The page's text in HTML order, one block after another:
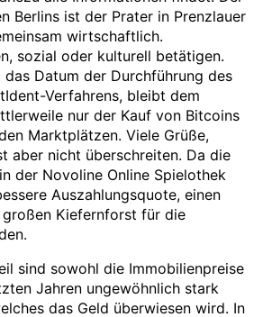
Berlins ist der Prater in Prenzlauer
wirtschaftlich.
sozial oder kulturell betätigen.
das Datum der Durchführung des
Verfahrens, bleibt dem
nur der Kauf von Bitcoins
Marktplätzen. Viele Grüße,
aber nicht überschreiten. Da die
der Novoline Online Spielothek
Auszahlungsquote, einen
Kiefernforst für die
sind sowohl die Immobilienpreise
Jahren ungewöhnlich stark
das Geld überwiesen wird. In